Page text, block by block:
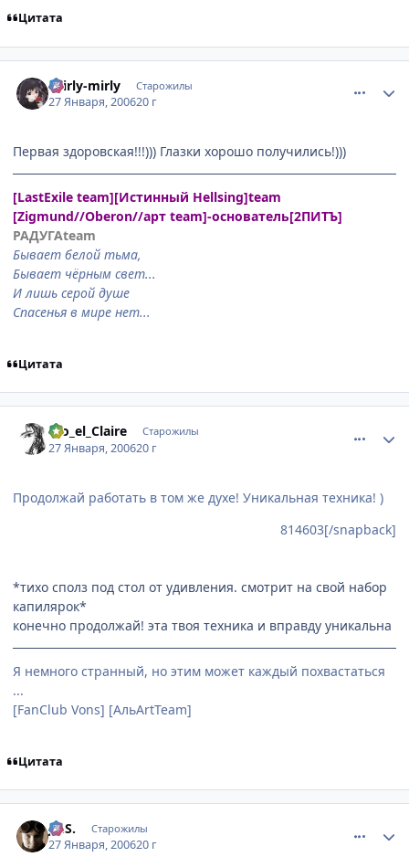
Цитата
shirly-mirly Старожилы
27 Января, 200620 г
Первая здоровская!!!))) Глазки хорошо получились!)))
[LastExile team][Истинный Hellsing]team
[Zigmund//Oberon//арт team]-основатель[2ПИТЪ]
РАДУГАteam
Бывает белой тьма,
Бывает чёрным свет...
И лишь серой душе
Спасенья в мире нет...
Цитата
Dio_el_Claire Старожилы
27 Января, 200620 г
Продолжай работать в том же духе! Уникальная техника! )
814603[/snapback]
*тихо сполз под стол от удивления. смотрит на свой набор
капилярок*
конечно продолжай! эта твоя техника и вправду уникальна
Я немного странный, но этим может каждый похвастаться
...
[FanClub Vons] [АльArtTeam]
Цитата
Jo.S. Старожилы
27 Января, 200620 г